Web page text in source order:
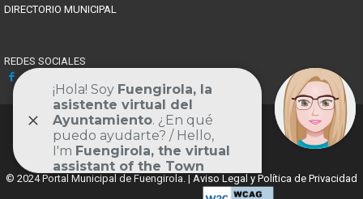
DIRECTORIO MUNICIPAL
REDES SOCIALES
Facebook
Volver
al
© 2024 Portal Municipal de Fuengirola. | Aviso Legal y Política de Privacidad